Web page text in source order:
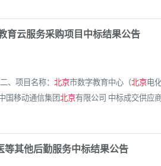
育云服务采购项目中标结果公告
项目名称： 北京市数字教育中心（北京电
国移动通信集团北京有限公司 中标成交供应商
其他后勤服务中标结果公告